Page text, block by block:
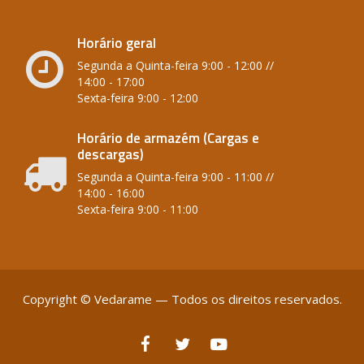
Horário geral
Segunda a Quinta-feira 9:00 - 12:00 //
14:00 - 17:00
Sexta-feira 9:00 - 12:00
Horário de armazém (Cargas e
descargas)
Segunda a Quinta-feira 9:00 - 11:00 //
14:00 - 16:00
Sexta-feira 9:00 - 11:00
Copyright © Vedarame — Todos os direitos reservados.